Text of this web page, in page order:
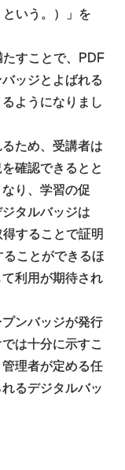
いう。）」を
すことで、PDF
ッジとよばれる
ようになりまし
ため、受講者は
確認できるとと
り、学習の促
タルバッジは
することで証明
ことができるほ
利用が期待され
ンバッジが発行
は十分に示すこ
理者が定める任
るデジタルバッ